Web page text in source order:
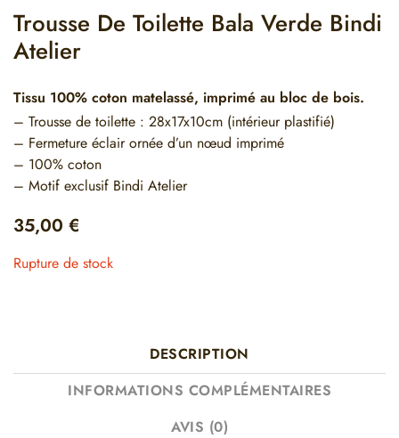
Trousse De Toilette Bala Verde Bindi
Atelier
Tissu 100% coton matelassé, imprimé au bloc de bois.
– Trousse de toilette : 28x17x10cm (intérieur plastifié)
– Fermeture éclair ornée d’un nœud imprimé
– 100% coton
– Motif exclusif Bindi Atelier
35,00 €
Rupture de stock
DESCRIPTION
INFORMATIONS COMPLÉMENTAIRES
AVIS (0)